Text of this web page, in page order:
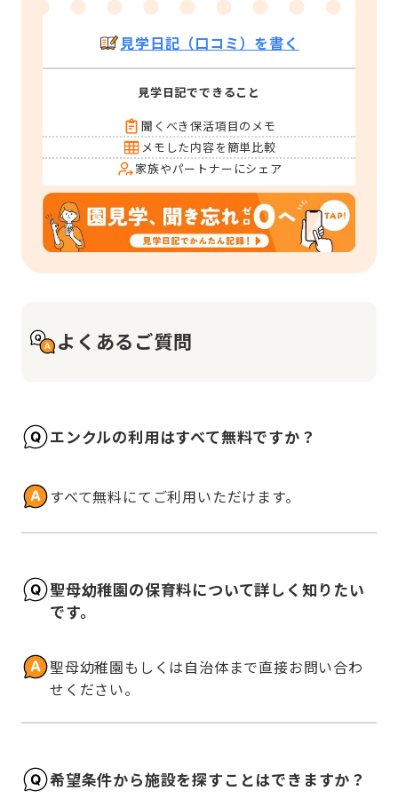
見学日記（口コミ）を書く
見学日記でできること
聞くべき保活項目のメモ
メモした内容を簡単比較
家族やパートナーにシェア
よくあるご質問
エンクルの利用はすべて無料ですか？
すべて無料にてご利用いただけます。
聖母幼稚園の保育料について詳しく知りたい
です。
聖母幼稚園もしくは自治体まで直接お問い合わ
せください。
希望条件から施設を探すことはできますか？